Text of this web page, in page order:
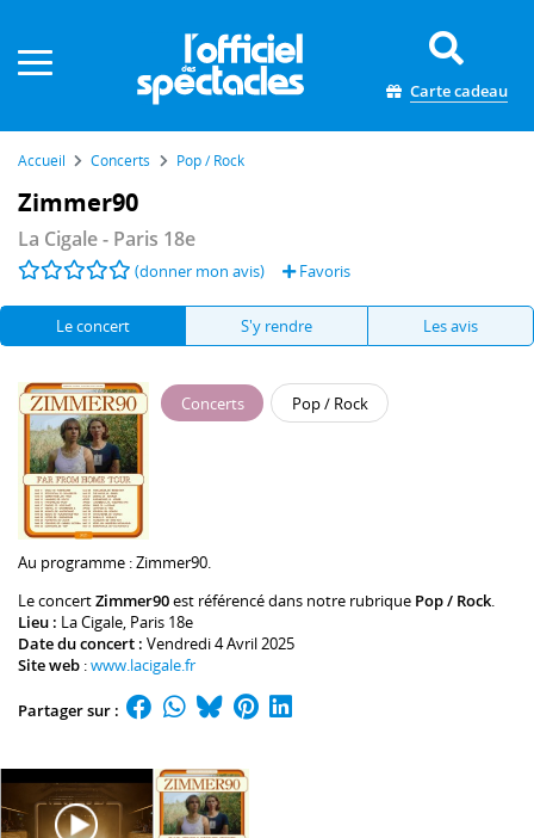
Carte cadeau
Accueil Concerts Pop / Rock
Zimmer90
La Cigale- Paris 18e
(donner mon avis) Favoris
Le concert S'y rendre Les avis
Concerts Pop / Rock
Au programme :Zimmer90
Le concertZimmer90est référencé dans notre rubrique Pop / Rock.
Lieu : La Cigale, Paris 18e
Date du concert : Vendredi 4 Avril 2025
Site web :www.lacigale.fr
Partager sur :